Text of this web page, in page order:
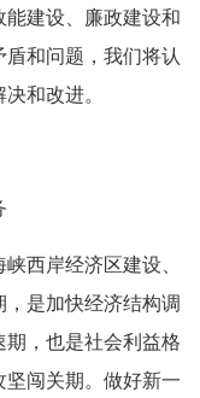
建设、廉政建设和
和问题，我们将认
和改进。
西岸经济区建设、
是加快经济结构调
，也是社会利益格
坚闯关期。做好新一